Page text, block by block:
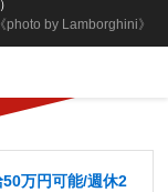
《photo by Lamborghini》
万円可能/週休2